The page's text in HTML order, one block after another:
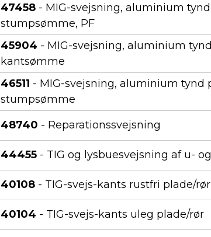
47458 - MIG-svejsning, aluminium
stumpsømme, PF
45904 - MIG-svejsning, aluminium
kantsømme
46511 - MIG-svejsning, aluminium tynd
stumpsømme
48740 - Reparationssvejsning
44455 - TIG og lysbuesvejsning af u-
40108 - TIG-svejs-kants rustfri plade/rør
40104 - TIG-svejs-kants uleg plade/rør